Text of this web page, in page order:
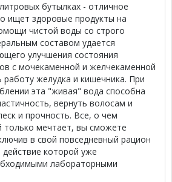
бутылках - отличное
ищет здоровые продукты на
чистой воды со строго
составом удается
улучшения состояния
с мочекаменной и желчекаменной
желудка и кишечника. При
эта "живая" вода способна
вернуть волосам и
и прочность. Все, о чем
мечтает, вы сможете
в свой повседневный рацион
которой уже
лабораторными